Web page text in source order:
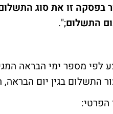
בפסקה זו את סוג
התשלום;".
לפי מספר ימי הבראה
התשלום בגין יום הבראה,
הפרטי: